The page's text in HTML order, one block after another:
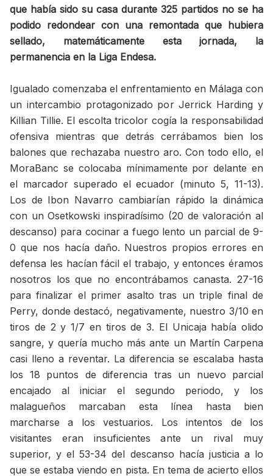
que había sido su casa durante 325 partidos no se ha
podido redondear con una remontada que hubiera
sellado, matemáticamente esta jornada, la
permanencia en la Liga Endesa.
Igualado comenzaba el enfrentamiento en Málaga con
un intercambio protagonizado por Jerrick Harding y
Killian Tillie. El escolta tricolor cogía la responsabilidad
ofensiva mientras que detrás cerrábamos bien los
balones que rechazaba nuestro aro. Con todo ello, el
MoraBanc se colocaba mínimamente por delante en
el marcador superado el ecuador (minuto 5, 11-13).
Los de Ibon Navarro cambiarían rápido la dinámica
con un Osetkowski inspiradísimo (20 de valoración al
descanso) para cocinar a fuego lento un parcial de 9-
0 que nos hacía daño. Nuestros propios errores en
defensa les hacían fácil el trabajo, y entonces éramos
nosotros los que no encontrábamos canasta. 27-16
para finalizar el primer asalto tras un triple final de
Perry, donde destacó, negativamente, nuestro 3/10 en
tiros de 2 y 1/7 en tiros de 3. El Unicaja había olido
sangre, y quería mucho más ante un Martín Carpena
casi lleno a reventar. La diferencia se escalaba hasta
los 18 puntos de diferencia tras un nuevo parcial
encajado al iniciar el segundo periodo, y los
malagueños marcaban esta línea hasta bien
marcharse a los vestuarios. Los intentos de los
visitantes eran insuficientes ante un rival muy
superior, y el 53-34 del descanso hacía justicia a lo
que se estaba viendo en pista. En tema de acierto ellos